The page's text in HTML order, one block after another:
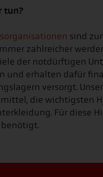
tun?
sind
zahlreicher
der notdürftigen
und erhalten dafür
versorgt.
die wichtigsten
Für diese